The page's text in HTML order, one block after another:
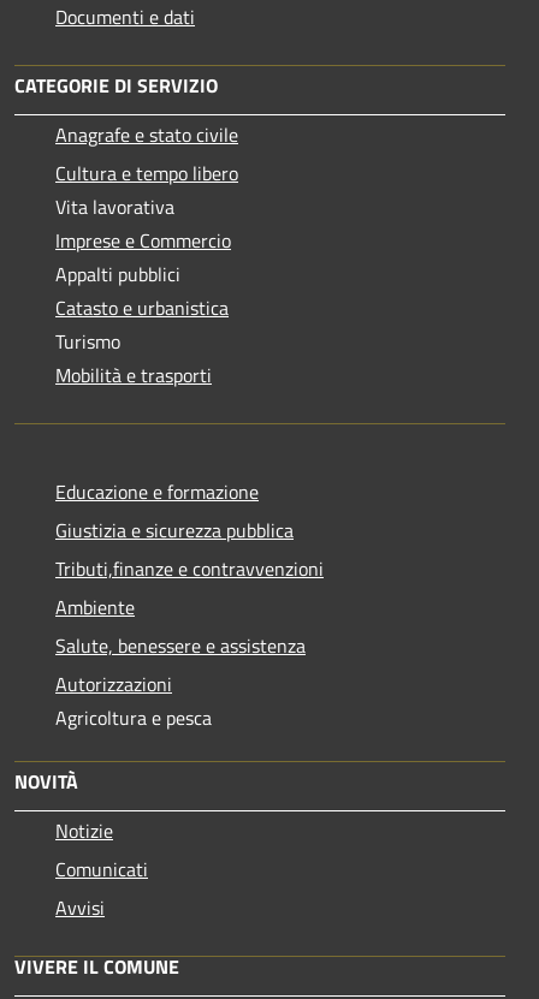
Documenti e dati
CATEGORIE DI SERVIZIO
Anagrafe e stato civile
Cultura e tempo libero
Vita lavorativa
Imprese e Commercio
Appalti pubblici
Catasto e urbanistica
Turismo
Mobilità e trasporti
Educazione e formazione
Giustizia e sicurezza pubblica
Tributi,finanze e contravvenzioni
Ambiente
Salute, benessere e assistenza
Autorizzazioni
Agricoltura e pesca
NOVITÀ
Notizie
Comunicati
Avvisi
VIVERE IL COMUNE